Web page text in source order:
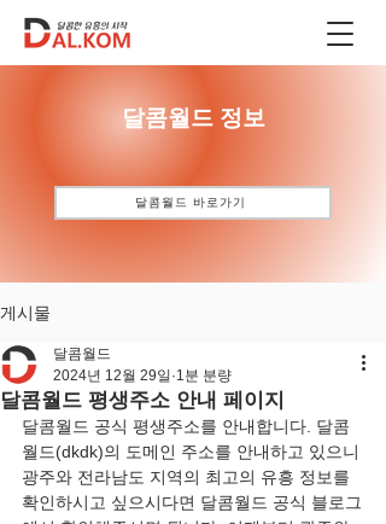
​달콤월드 정보
달콤월드 바로가기
게시물
달콤월드 평생주소 안내 페이지
달콤월드
2024년 12월 29일 1분 분량
달콤월드 공식 평생주소를 안내합니다. 달콤
월드(dkdk)의 도메인 주소를 안내하고 있으니
광주와 전라남도 지역의 최고의 유흥 정보를
확인하시고 싶으시다면 달콤월드 공식 블로그